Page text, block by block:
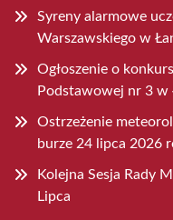
Syreny alarmowe
Warszawskiego w
Ogłoszenie o
Podstawowej nr 3 w
Ostrzeżenie
burze 24 lipca 2026
Kolejna Sesja Rady
Lipca